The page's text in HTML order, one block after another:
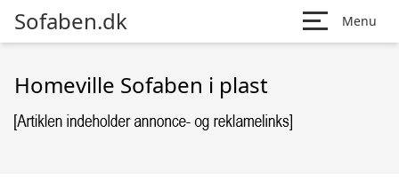
Sofaben.dk Menu
Homeville Sofaben i plast